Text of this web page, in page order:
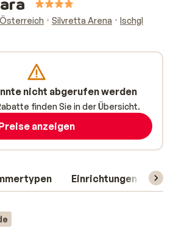
Österreich Silvretta Arena
Ischgl
Einrichtungen
nicht abgerufen werden
finden Sie in der Übersicht.
anzeigen